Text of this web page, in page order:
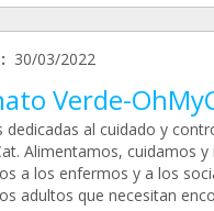
30/03/2022
Verde-
dedicadas al cuidado y
Alimentamos, cuidamos
a los enfermos y a los
adultos que necesitan